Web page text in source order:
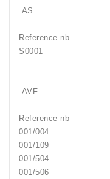
AS
Reference nb
S0001
AVF
Reference nb
001/004
001/109
001/504
001/506